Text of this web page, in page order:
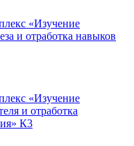
«Изучение
и отработка навыков
«Изучение
и отработка
К3